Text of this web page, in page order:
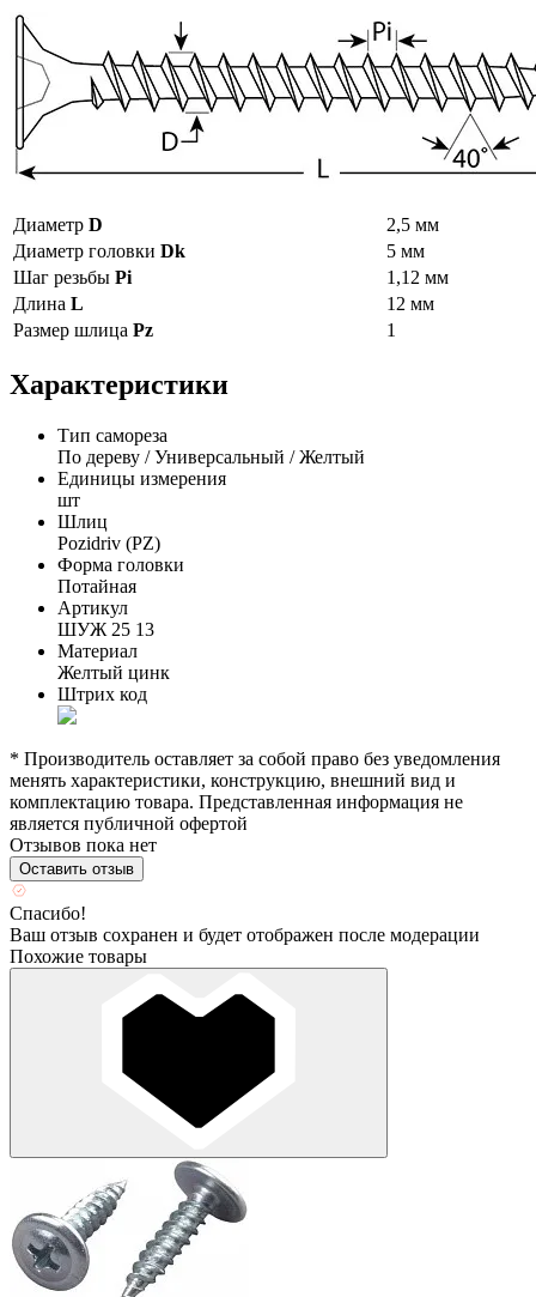
Диаметр D
2,5 мм
Диаметр головки Dk
5 мм
Шаг резьбы Pi
1,12 мм
Длина L
12 мм
Размер шлица Pz 1
Характеристики
Тип самореза
По дереву / Универсальный / Желтый
Единицы измерения
шт
Шлиц
Pozidriv (PZ)
Форма головки
Потайная
Артикул
ШУЖ 25 13
Материал
Желтый цинк
Штрих код
* Производитель оставляет за собой право без уведомления
менять характеристики, конструкцию, внешний вид и
комплектацию товара. Представленная информация не
является публичной офертой
Отзывов пока нет
Оставить отзыв
Спасибо!
Ваш отзыв сохранен и будет отображен после модерации
Похожие товары